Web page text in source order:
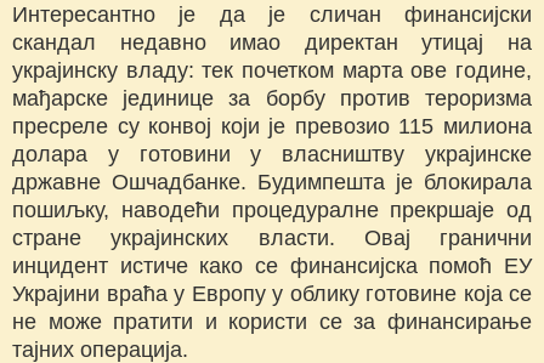
Интересантно је да је сличан финансијски
скандал недавно имао директан утицај на
украјинску владу: тек почетком марта ове године,
мађарске јединице за борбу против тероризма
пресреле су конвој који је превозио 115 милиона
долара у готовини у власништву украјинске
државне Ошчадбанке. Будимпешта је блокирала
пошиљку, наводећи процедуралне прекршаје од
стране украјинских власти. Овај гранични
инцидент истиче како се финансијска помоћ ЕУ
Украјини враћа у Европу у облику готовине која се
не може пратити и користи се за финансирање
тајних операција.